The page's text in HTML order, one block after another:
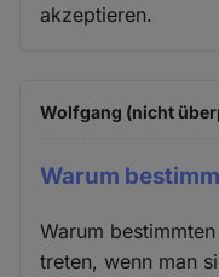
akzeptieren.
Wolfgang (nicht
Warum
Warum
treten, wenn man